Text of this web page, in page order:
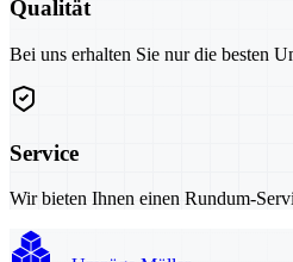
Qualität
Bei uns erhalten Sie nur die besten
Service
Wir bieten Ihnen einen Rundum-